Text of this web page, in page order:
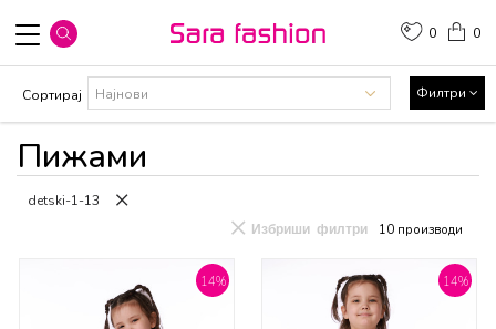
0
0
Пижами
Сортирај Филтри
detski-1-13
10 производи
Избриши филтри
14% 14%